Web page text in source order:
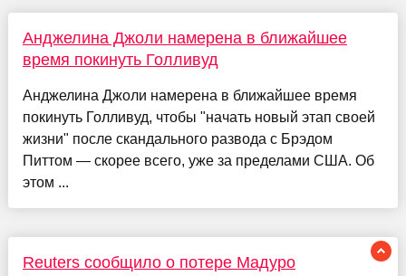
Анджелина Джоли намерена в ближайшее
время покинуть Голливуд
Анджелина Джоли намерена в ближайшее время
покинуть Голливуд, чтобы "начать новый этап своей
жизни" после скандального развода с Брэдом
Питтом — скорее всего, уже за пределами США. Об
этом ...
Reuters сообщило о потере Мадуро